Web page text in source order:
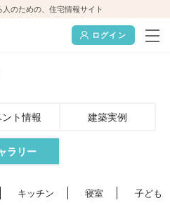
のための、住宅情報サイト
ログイン
ント情報 建築実例
ラリー
キッチン 寝室 子ども